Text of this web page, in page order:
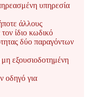
υπηρεσία
άλλους
ίδιο κωδικό
δύο παραγόντων
εξουσιοδοτημένη
οδηγό για